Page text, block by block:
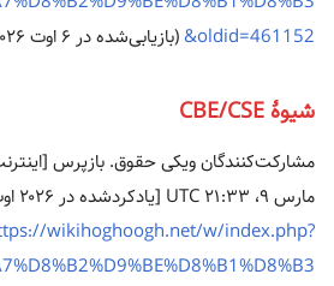
&oldid=461152(بازیابی‌شده در ۶ اوت ۲۰۲۶).
شیوهٔ CBE/CSE
مارس ۹، ‏۲۱:۳۳ UTC [یادکردشده در ۲۰۲۶ اوت ۶]. قابل دسترسی از:
wikihoghoogh.net/w/index.php?